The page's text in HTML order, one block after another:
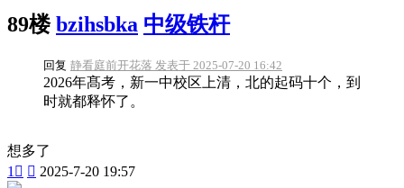
89楼 bzihsbka 中级铁杆
回复 静看庭前开花落 发表于 2025-07-20 16:42
2026年髙考，新一中校区上清，北的起码十个，到
时就都释怀了。
想多了
1   2025-7-20 19:57